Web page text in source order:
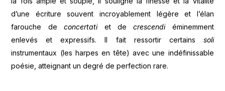
d’une écriture souvent incroyablement légère et l’élan
farouche deconcertati et decrescendi éminemment
enlevés et expressifs. Il fait ressortir certains soli
instrumentaux (les harpes en tête) avec une indéfinissable
poésie, atteignant un degré de perfection rare.